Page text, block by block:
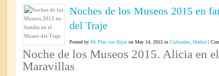
Noches de los Museos 2015 en
del Traje
Posted by Mi Plan con Hijos on May 14, 2015 in Culturales Madrid |
Noche de los Museos 2015. Alicia en
Maravillas